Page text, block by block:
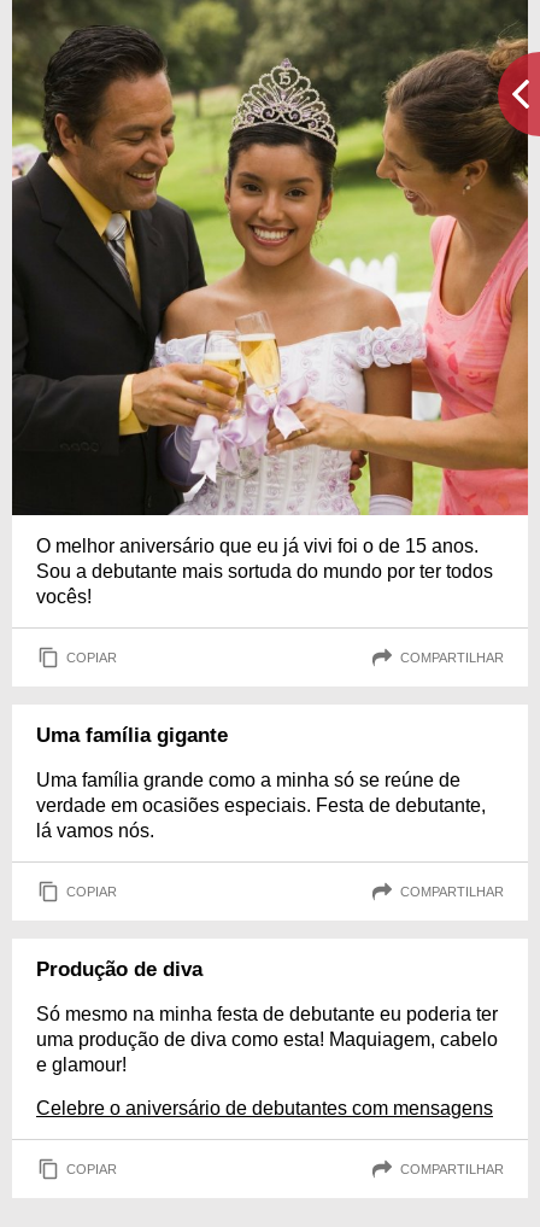
O melhor aniversário que eu já vivi foi o de 15 anos.
Sou a debutante mais sortuda do mundo por ter todos
vocês!
COPIAR COMPARTILHAR
Uma família gigante
Uma família grande como a minha só se reúne de
verdade em ocasiões especiais. Festa de debutante,
lá vamos nós.
COPIAR COMPARTILHAR
Produção de diva
Só mesmo na minha festa de debutante eu poderia ter
uma produção de diva como esta! Maquiagem, cabelo
e glamour!
Celebre o aniversário de debutantes com mensagens
COPIAR COMPARTILHAR